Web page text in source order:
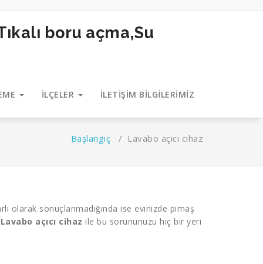
İLÇELER İLETİŞİM BİLGİLERİMİZ
Başlangıç / Lavabo açıcı cihaz
olarak sonuçlanmadığında ise evinizde pimaş
Lavabo açıcı cihaz ile bu sorununuzu hiç bir yeri